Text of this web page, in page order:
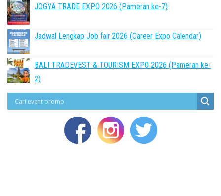
JOGYA TRADE EXPO 2026 (Pameran ke-7)
Jadwal Lengkap Job fair 2026 (Career Expo Calendar)
BALI TRADEVEST & TOURISM EXPO 2026 (Pameran ke-
2)